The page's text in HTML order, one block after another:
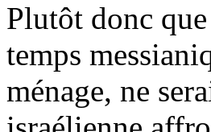
Plutôt donc
temps
ménage, ne